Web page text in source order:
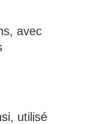
avec
utilisé